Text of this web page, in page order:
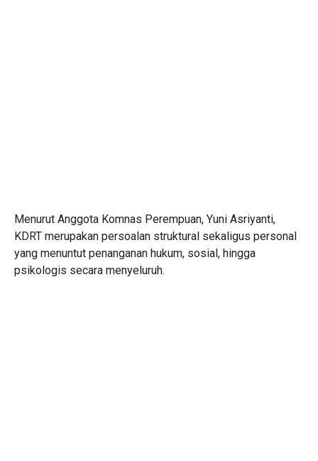
Menurut Anggota Komnas Perempuan, Yuni Asriyanti,
KDRT merupakan persoalan struktural sekaligus personal
yang menuntut penanganan hukum, sosial, hingga
psikologis secara menyeluruh.